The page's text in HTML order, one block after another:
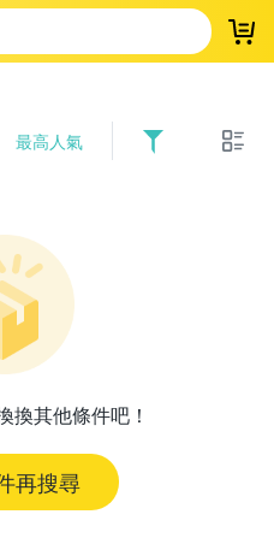
登
最高人氣
換其他條件吧！
再搜尋